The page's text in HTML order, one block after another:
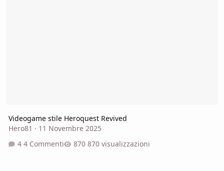
Videogame stile Heroquest Revived
Hero81 · 11 Novembre 2025
4 Commenti
870 visualizzazioni